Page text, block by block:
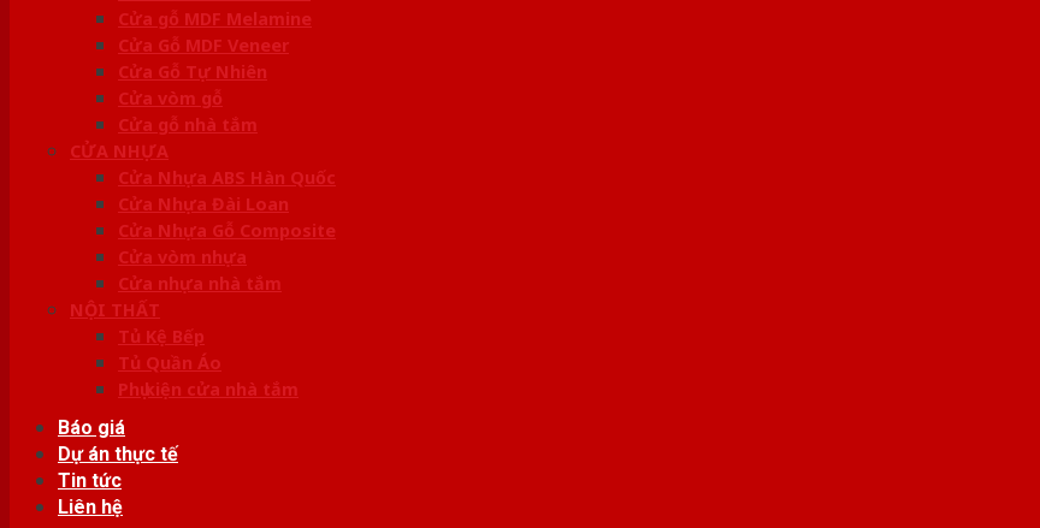
Cửa gỗ MDF Melamine
Cửa Gỗ MDF Veneer
Cửa Gỗ Tự Nhiên
Cửa vòm gỗ
Cửa gỗ nhà tắm
CỬA NHỰA
Cửa Nhựa ABS Hàn Quốc
Cửa Nhựa Đài Loan
Cửa Nhựa Gỗ Composite
Cửa vòm nhựa
Cửa nhựa nhà tắm
NỘI THẤT
Tủ Kệ Bếp
Tủ Quần Áo
Phụ kiện cửa nhà tắm
Báo giá
Dự án thực tế
Tin tức
Liên hệ